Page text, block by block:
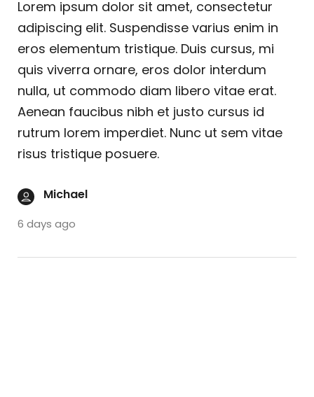
Lorem ipsum dolor sit amet, consectetur
adipiscing elit. Suspendisse varius enim in
eros elementum tristique. Duis cursus, mi
quis viverra ornare, eros dolor interdum
nulla, ut commodo diam libero vitae erat.
Aenean faucibus nibh et justo cursus id
rutrum lorem imperdiet. Nunc ut sem vitae
risus tristique posuere.
Michael
6 days ago